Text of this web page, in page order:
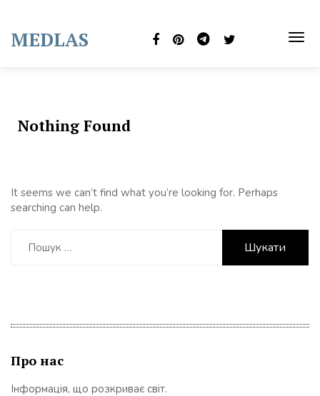
content
MEDLAS
Nothing Found
It seems we can’t find what you’re looking for. Perhaps
searching can help.
Про нас
Інформація, що розкриває світ.